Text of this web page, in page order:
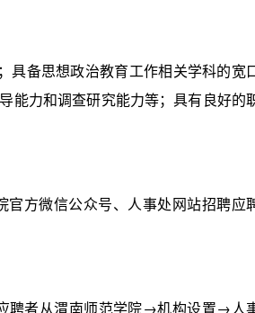
备思想政治教育工作相关学科的宽
能力和调查研究能力等；具有良好的
方微信公众号、人事处网站招聘应
者从渭南师范学院→机构设置→人